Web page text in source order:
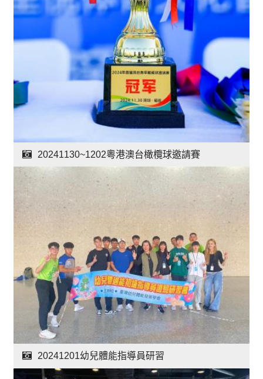
20241130~1202粵港澳台橄欖球邀請賽
20241201幼兒體能指導員研習